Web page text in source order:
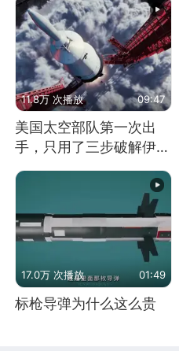
11.8万 次播放 09:47
美国太空部队第一次出
手，只用了三步破解伊朗
17.0万 次播放 01:49
标枪导弹为什么这么贵